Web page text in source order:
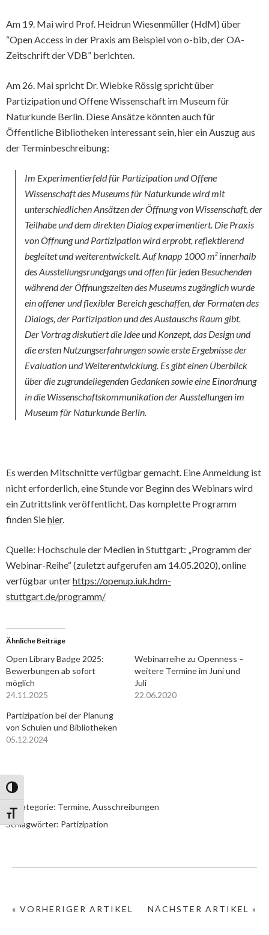
Umschalten auf hohe Kontraste
Schrift vergrößern
Am 19. Mai wird Prof. Heidrun Wiesenmüller (HdM) über
“Open Access in der Praxis am Beispiel von o-bib, der OA-
Zeitschrift der VDB” berichten.
Am 26. Mai spricht Dr. Wiebke Rössig spricht über
Partizipation und Offene Wissenschaft im Museum für
Naturkunde Berlin. Diese Ansätze könnten auch für
Öffentliche Bibliotheken interessant sein, hier ein Auszug aus
der Terminbeschreibung:
Im Experimentierfeld für Partizipation und Offene
Wissenschaft des Museums für Naturkunde wird mit
unterschiedlichen Ansätzen der Öffnung von Wissenschaft, der
Teilhabe und dem direkten Dialog experimentiert. Die Praxis
von Öffnung und Partizipation wird erprobt, reflektierend
begleitet und weiterentwickelt. Auf knapp 1000 m² innerhalb
des Ausstellungsrundgangs und offen für jeden Besuchenden
während der Öffnungszeiten des Museums zugänglich wurde
ein offener und flexibler Bereich geschaffen, der Formaten des
Dialogs, der Partizipation und des Austauschs Raum gibt.
Der Vortrag diskutiert die Idee und Konzept, das Design und
die ersten Nutzungserfahrungen sowie erste Ergebnisse der
Evaluation und Weiterentwicklung. Es gibt einen Überblick
über die zugrundeliegenden Gedanken sowie eine Einordnung
in die Wissenschaftskommunikation der Ausstellungen im
Museum für Naturkunde Berlin.
Es werden Mitschnitte verfügbar gemacht. Eine Anmeldung ist
nicht erforderlich, eine Stunde vor Beginn des Webinars wird
ein Zutrittslink veröffentlicht. Das komplette Programm
finden Siehier.
Quelle: Hochschule der Medien in Stuttgart: „Programm der
Webinar-Reihe“ (zuletzt aufgerufen am 14.05.2020), online
verfügbar unterhttps://openup.iuk.hdm-
stuttgart.de/programm/
Ähnliche Beiträge
Open Library Badge 2025:
Bewerbungen ab sofort
möglich
24.11.2025
Webinarreihe zu Openness –
weitere Termine im Juni und
Juli
22.06.2020
Partizipation bei der Planung
von Schulen und Bibliotheken
05.12.2024
In Kategorie: Termine, Ausschreibungen
Schlagwörter: Partizipation
NÄCHSTER ARTIKEL »
« VORHERIGER ARTIKEL